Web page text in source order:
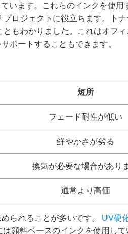
います。これらのインクを使用
ロジェクトに役立ちます。ト
もわかりました。これはオフ
ポートすることもできます。
短所
フェード耐性が低い
鮮やかさが劣る
換気が必要な場合があり
通常より高価
られることが多いです。 UV硬
顔料ベースのインクを使用して